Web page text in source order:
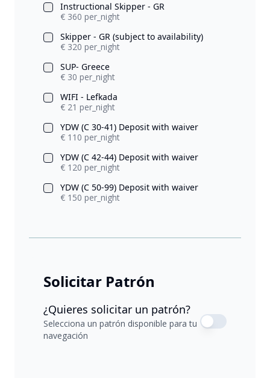
Instructional Skipper - GR
€ 360 per_night
Skipper - GR (subject to availability)
€ 320 per_night
SUP- Greece
€ 30 per_night
WIFI - Lefkada
€ 21 per_night
YDW (C 30-41) Deposit with waiver
€ 110 per_night
YDW (C 42-44) Deposit with waiver
€ 120 per_night
YDW (C 50-99) Deposit with waiver
€ 150 per_night
Solicitar Patrón
¿Quieres solicitar un patrón?
Selecciona un patrón disponible para tu
navegación